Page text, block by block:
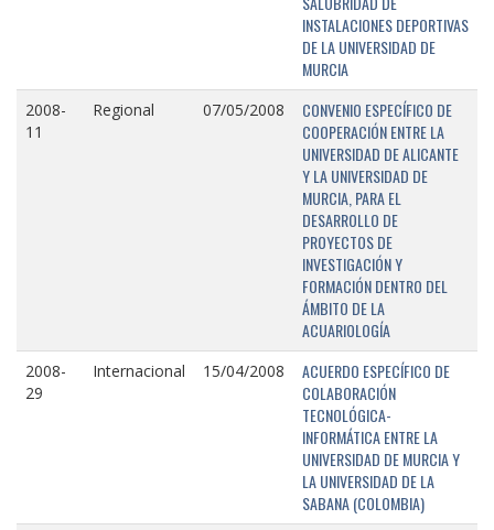
INSTALACIONES DEPORTIVAS
DE LA UNIVERSIDAD DE
MURCIA
2008-
11
Regional 07/05/2008
CONVENIO ESPECÍFICO DE
COOPERACIÓN ENTRE LA
UNIVERSIDAD DE ALICANTE
Y LA UNIVERSIDAD DE
MURCIA, PARA EL
DESARROLLO DE
PROYECTOS DE
INVESTIGACIÓN Y
FORMACIÓN DENTRO DEL
ÁMBITO DE LA
ACUARIOLOGÍA
2008-
29
Internacional 15/04/2008
ACUERDO ESPECÍFICO DE
COLABORACIÓN
TECNOLÓGICA-
INFORMÁTICA ENTRE LA
UNIVERSIDAD DE MURCIA Y
LA UNIVERSIDAD DE LA
SABANA (COLOMBIA)